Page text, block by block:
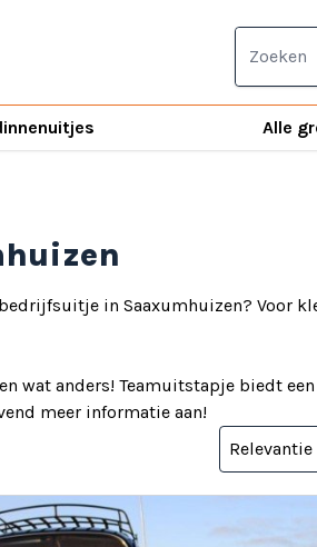
Alle
in Saaxumhuizen? Voor
wat anders! Teamuitstapje biedt
meer informatie aan!